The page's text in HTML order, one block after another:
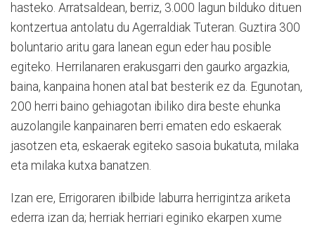
hasteko. Arratsaldean, berriz, 3.000 lagun bilduko dituen
kontzertua antolatu du Agerraldiak Tuteran. Guztira 300
boluntario aritu gara lanean egun eder hau posible
egiteko. Herrilanaren erakusgarri den gaurko argazkia,
baina, kanpaina honen atal bat besterik ez da. Egunotan,
200 herri baino gehiagotan ibiliko dira beste ehunka
auzolangile kanpainaren berri ematen edo eskaerak
jasotzen eta, eskaerak egiteko sasoia bukatuta, milaka
eta milaka kutxa banatzen.
Izan ere, Errigoraren ibilbide laburra herrigintza ariketa
ederra izan da; herriak herriari eginiko ekarpen xume